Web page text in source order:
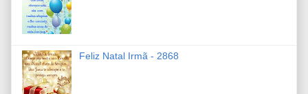
Feliz Natal Irmã - 2868